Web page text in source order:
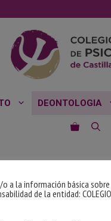
DEONTOLOGIA
o a la información básica
de la entidad: COLEGIO